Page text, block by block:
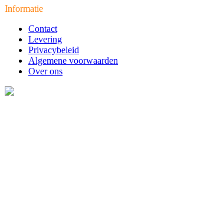
Informatie
Contact
Levering
Privacybeleid
Algemene voorwaarden
Over ons